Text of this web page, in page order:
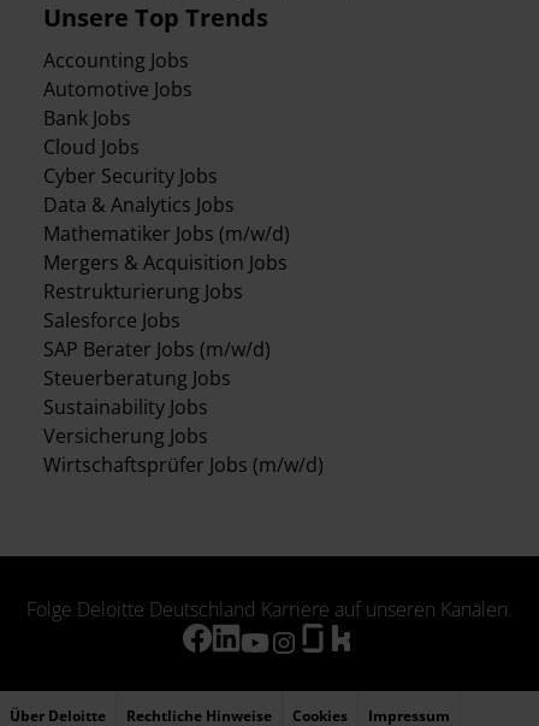
Unsere Top Trends
Accounting Jobs
Automotive Jobs
Bank Jobs
Cloud Jobs
Cyber Security Jobs
Data & Analytics Jobs
Mathematiker Jobs (m/w/d)
Mergers & Acquisition Jobs
Restrukturierung Jobs
Salesforce Jobs
SAP Berater Jobs (m/w/d)
Steuerberatung Jobs
Sustainability Jobs
Versicherung Jobs
Wirtschaftsprüfer Jobs (m/w/d)
Folge Deloitte Deutschland Karriere auf unseren Kanälen.
Über Deloitte Rechtliche Hinweise Cookies Impressum